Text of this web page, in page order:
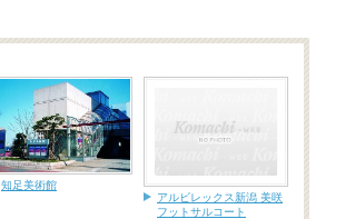
知足美術館
アルビレックス新潟 美咲
フットサルコート